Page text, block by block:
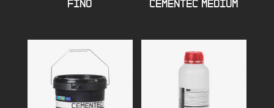
FINO CEMENTEC MEDIUM